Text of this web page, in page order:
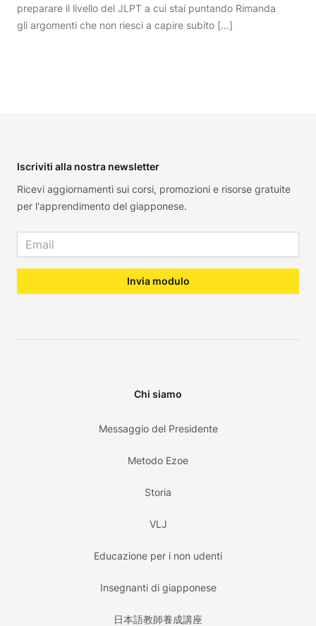
preparare il livello del JLPT a cui stai puntando Rimanda
gli argomenti che non riesci a capire subito […]
Iscriviti alla nostra newsletter
Ricevi aggiornamenti sui corsi, promozioni e risorse gratuite
per l'apprendimento del giapponese.
Email address
Invia modulo
Chi siamo
Messaggio del Presidente
Metodo Ezoe
Storia
VLJ
Educazione per i non udenti
Insegnanti di giapponese
日本語教師養成講座